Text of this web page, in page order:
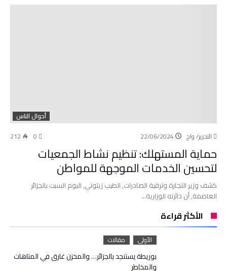
أحوال الناس
التحرير/ واج
22/06/2024
212
حماية المستهلك: تنظيم نشاط الجمعيات
لتحسين الخدمات الموجهة للمواطن
كشف وزير التجارة وترقية الصادرات, الطيب زيتوني, اليوم السبت بالجزائر
العاصمة, أن دائرته الوزارية…
الأكثر قراءة
الأولى مقالات
بوريطة يستنجد بالجزائر… والمخزن غارق في المتاهات
والمخاطر